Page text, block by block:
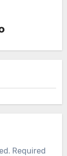
Required